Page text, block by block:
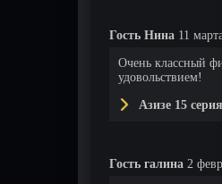
Гость Нина 11
Очень классный
удовольствием!
Азизе 15 серия
Гость галина 2
53 серия